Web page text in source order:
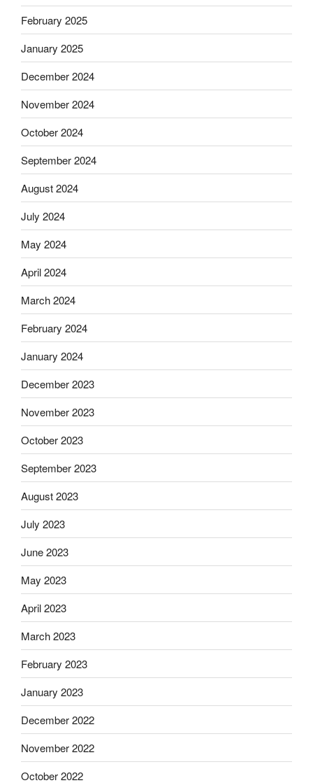
February 2025
January 2025
December 2024
November 2024
October 2024
September 2024
August 2024
July 2024
May 2024
April 2024
March 2024
February 2024
January 2024
December 2023
November 2023
October 2023
September 2023
August 2023
July 2023
June 2023
May 2023
April 2023
March 2023
February 2023
January 2023
December 2022
November 2022
October 2022